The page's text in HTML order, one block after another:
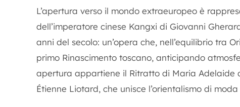
L’apertura verso il mondo extraeuropeo è
dell’imperatore cinese Kangxi di Giovanni
anni del secolo: un’opera che, nell’equilibrio tra
primo Rinascimento toscano, anticipando
apertura appartiene il Ritratto di Maria Adelaide
Étienne Liotard, che unisce l’orientalismo di